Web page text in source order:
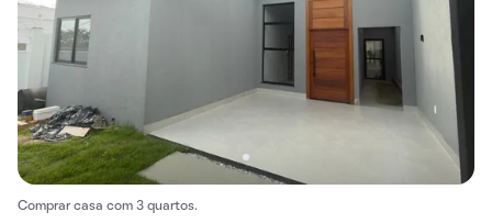
Comprar casa com 3 quartos.